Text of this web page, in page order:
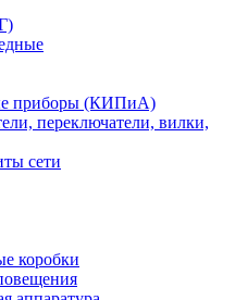
приборы (КИПиА)
переключатели, вилки,
сети
коробки